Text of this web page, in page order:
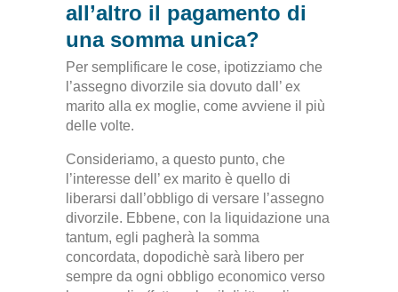
all’altro il pagamento di
una somma unica?
Per semplificare le cose, ipotizziamo che
l’assegno divorzile sia dovuto dall’ ex
marito alla ex moglie, come avviene il più
delle volte.
Consideriamo, a questo punto, che
l’interesse dell’ ex marito è quello di
liberarsi dall’obbligo di versare l’assegno
divorzile. Ebbene, con la liquidazione una
tantum, egli pagherà la somma
concordata, dopodichè sarà libero per
sempre da ogni obbligo economico verso